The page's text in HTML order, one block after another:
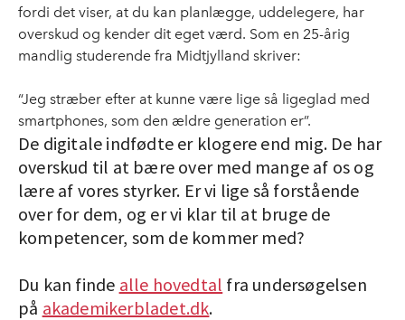
fordi det viser, at du kan planlægge, uddelegere, har
overskud og kender dit eget værd. Som en 25-årig
mandlig studerende fra Midtjylland skriver:
“Jeg stræber efter at kunne være lige så ligeglad med
smartphones, som den ældre generation er”.
De digitale indfødte er klogere end mig. De har
overskud til at bære over med mange af os og
lære af vores styrker. Er vi lige så forstående
over for dem, og er vi klar til at bruge de
kompetencer, som de kommer med?
Du kan finde alle hovedtal fra undersøgelsen
på akademikerbladet.dk.